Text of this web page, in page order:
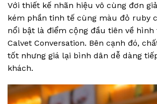
Với thiết kế nhãn hiệu vô cùng đơn
kém phần tinh tế cùng màu đỏ ruby
nổi bật là điểm cộng đầu tiên về hình
Calvet Conversation. Bên cạnh đó,
tốt nhưng giá lại bình dân dễ dàng
khách.